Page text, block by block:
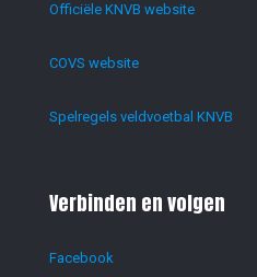
Officiële KNVB website
COVS website
Spelregels veldvoetbal KNVB
Verbinden en volgen
Facebook